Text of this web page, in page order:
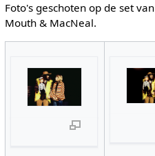
Foto's geschoten op de set van
Mouth & MacNeal.